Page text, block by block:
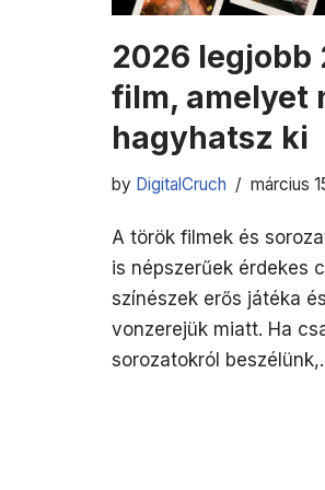
2026 legjobb
film, amelyet
hagyhatsz ki
by DigitalCruch március
A török filmek és
is népszerűek érdekes
színészek erős játéka
vonzerejük miatt. Ha
sorozatokról